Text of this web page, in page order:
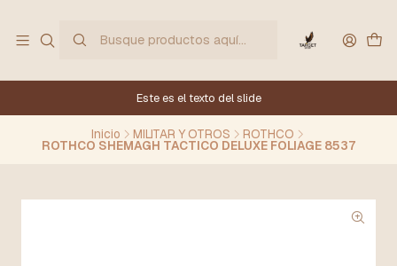
Este es el texto del slide
Inicio MILITAR Y OTROS ROTHCO
ROTHCO SHEMAGH TACTICO DELUXE FOLIAGE 8537